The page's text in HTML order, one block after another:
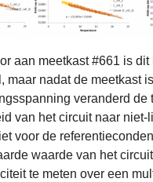
aan meetkast #661 is
maar nadat de meetkast
veranderd de
van het circuit naar niet-
voor de
waarde van het
te meten over een